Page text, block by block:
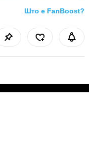
Што е FanBoost?